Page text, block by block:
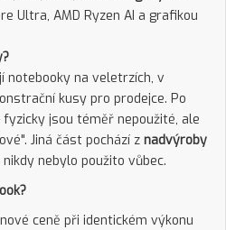
Ultra, AMD Ryzen AI a grafikou
notebooky na veletrzích, v
kusy pro prodejce. Po
jsou téměř nepoužité, ale
Jiná část pochází z nadvýroby
nebylo použito vůbec.
ceně při identickém výkonu